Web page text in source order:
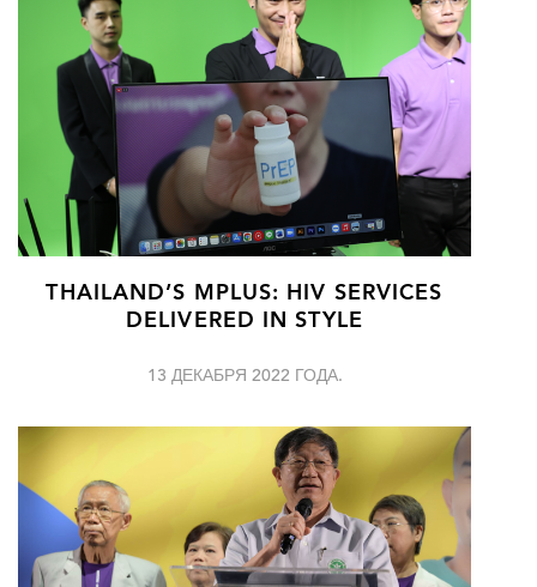
THAILAND’S MPLUS: HIV SERVICES
DELIVERED IN STYLE
13 ДЕКАБРЯ 2022 ГОДА.